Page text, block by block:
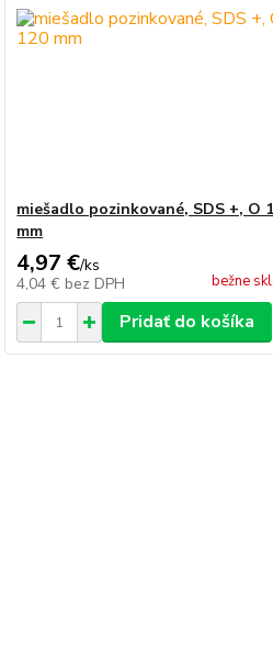
miešadlo pozinkované, SDS +, O
mm
4,97 €/ks
4,04 € bez DPH bežne
Pridať do košíka